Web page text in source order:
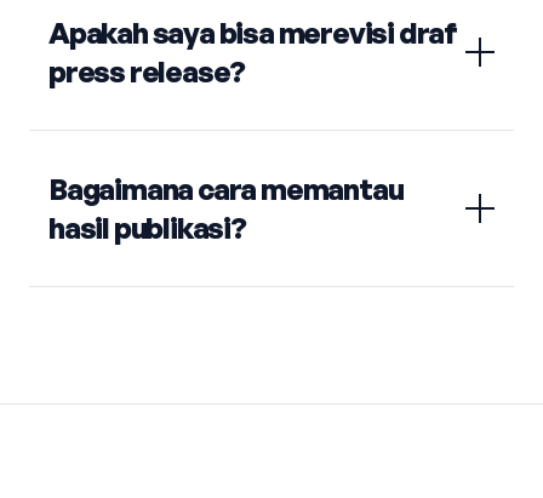
Apakah saya bisa merevisi draf
press release?
Bagaimana cara memantau
hasil publikasi?